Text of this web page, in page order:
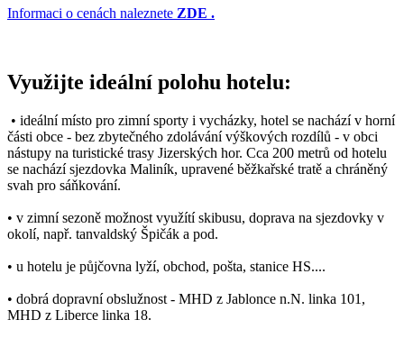
Informaci o cenách naleznete ZDE .
Využijte ideální polohu hotelu:
• ideální místo pro zimní sporty i vycházky, hotel se nachází v horní
části obce - bez zbytečného zdolávání výškových rozdílů - v obci
nástupy na turistické trasy Jizerských hor. Cca 200 metrů od hotelu
se nachází sjezdovka Maliník, upravené běžkařské tratě a chráněný
svah pro sáňkování.
• v zimní sezoně možnost využítí skibusu, doprava na sjezdovky v
okolí, např. tanvaldský Špičák a pod.
• u hotelu je půjčovna lyží, obchod, pošta, stanice HS....
• dobrá dopravní obslužnost - MHD z Jablonce n.N. linka 101,
MHD z Liberce linka 18.